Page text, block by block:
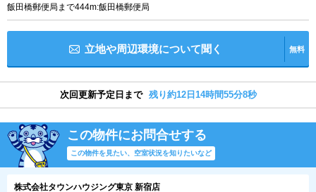
飯田橋郵便局まで444m:飯田橋郵便局
立地や周辺環境について聞く 無料
次回更新予定日まで 残り約12日14時間55分7秒
この物件にお問合せする
この物件を見たい、空室状況を知りたいなど
株式会社タウンハウジング東京 新宿店